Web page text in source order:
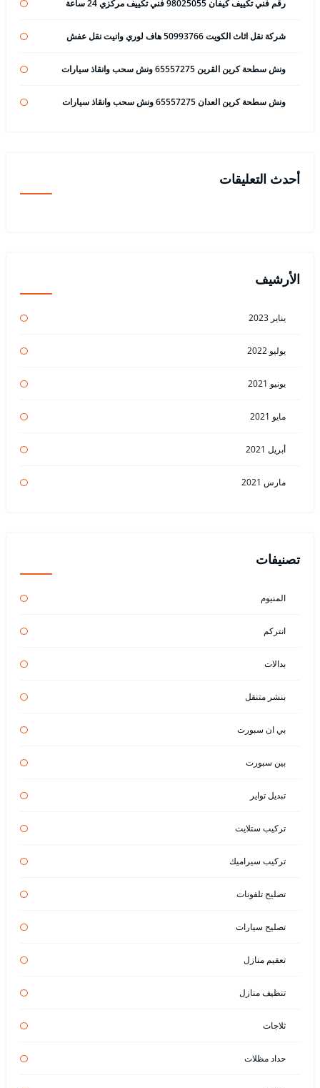
رقم فني تكييف كيفان 98025055 فني تكييف مركزي 24 ساعة
شركة نقل اثاث الكويت 50993766 هاف لوري وانيت نقل عفش
ونش سطحة كرين القرين 65557275 ونش سحب وانقاذ سيارات
ونش سطحة كرين العدان 65557275 ونش سحب وانقاذ سيارات
أحدث التعليقات
الأرشيف
يناير 2023
يوليو 2022
يونيو 2021
مايو 2021
أبريل 2021
مارس 2021
تصنيفات
المنيوم
انتركم
بدالات
بنشر متنقل
بي ان سبورت
بين سبورت
تبديل تواير
تركيب ستلايت
تركيب سيراميك
تصليح تلفونات
تصليح سيارات
تعقيم منازل
تنظيف منازل
ثلاجات
حداد مظلات